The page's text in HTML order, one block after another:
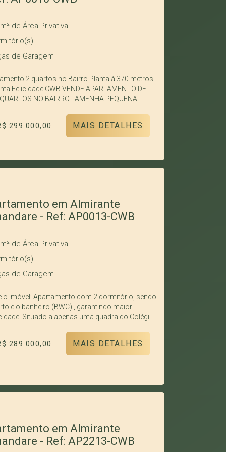
NORTE Pavimentação: Asfalto
de Área Privativa
de Garagem
2 quartos no Bairro Planta à 370 metros
CWB VENDE APARTAMENTO DE
NO BAIRRO LAMENHA PEQUENA
SOCIAL COM PIA, TAMPO EM GRANITO
PARA DOIS AMBIENTES COZINHA ÁREA DE
VAGA DE GARAGEM 223 NO EDIFÍCIO:
QUIOSQUE COM
PLLAYGROUND CONDOMÍNIO
do Imóvel Dormitórios: 2 Metragem: 65.24 m²
68.24 m² Área Útil: 52.39 m² Garagem: 1
0 anos Condomínio: Sim Permuta: Não Face:
299.000,00 MAIS DETALHES
em Almirante
- Ref: AP0013-CWB
de Área Privativa
de Garagem
o imóvel: Apartamento com 2 dormitório, sendo
e o banheiro (BWC) , garantindo maior
Situado a apenas uma quadra do Colégio
praticidade no dia a dia. Fácil acesso
Norte e facilidade no uso do transporte
o dia. Prédio novo, com piso em porcelanato,
valorizando o espaço e a funcionalidade
289.000,00 MAIS DETALHES
em Almirante
- Ref: AP2213-CWB